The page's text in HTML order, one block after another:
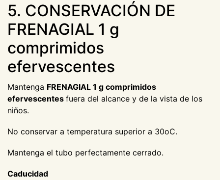
5. CONSERVACIÓN DE
FRENAGIAL 1 g
comprimidos
efervescentes
Mantenga FRENAGIAL 1 g comprimidos
efervescentes fuera del alcance y de la vista de los
niños.
No conservar a temperatura superior a 30oC.
Mantenga el tubo perfectamente cerrado.
Caducidad